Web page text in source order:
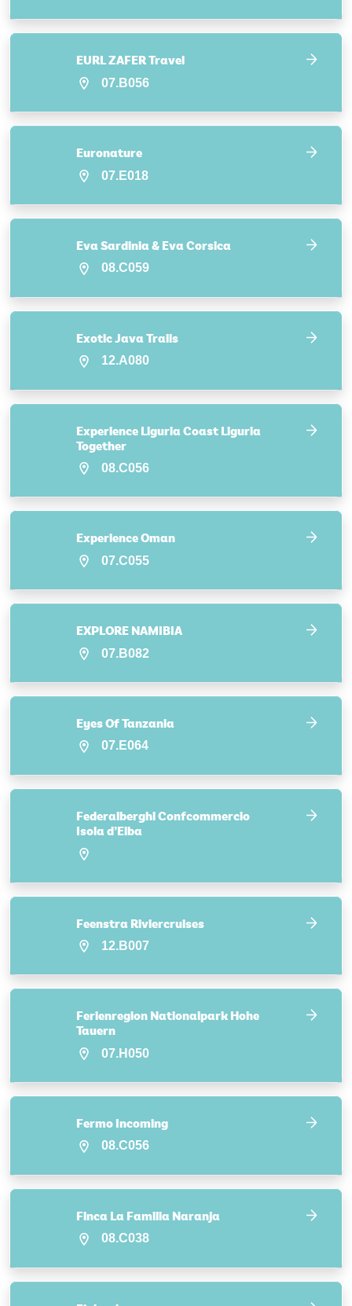
EURL ZAFER Travel
07.B056
Euronature
07.E018
Eva Sardinia & Eva Corsica
08.C059
Exotic Java Trails
12.A080
Experience Liguria Coast Liguria
Together
08.C056
Experience Oman
07.C055
EXPLORE NAMIBIA
07.B082
Eyes Of Tanzania
07.E064
Federalberghi Confcommercio
Isola d’Elba
Feenstra Riviercruises
12.B007
Ferienregion Nationalpark Hohe
Tauern
07.H050
Fermo Incoming
08.C056
Finca La Familia Naranja
08.C038